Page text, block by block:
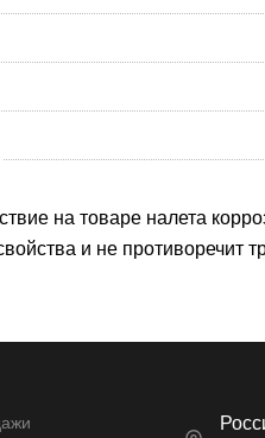
на товаре налета
и не противоречит